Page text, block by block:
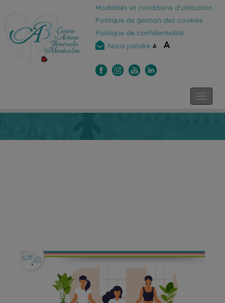
Modalités et conditions d’utilisation
Politique de gestion des cookies
Politique de confidentialité
Nous joindre A A